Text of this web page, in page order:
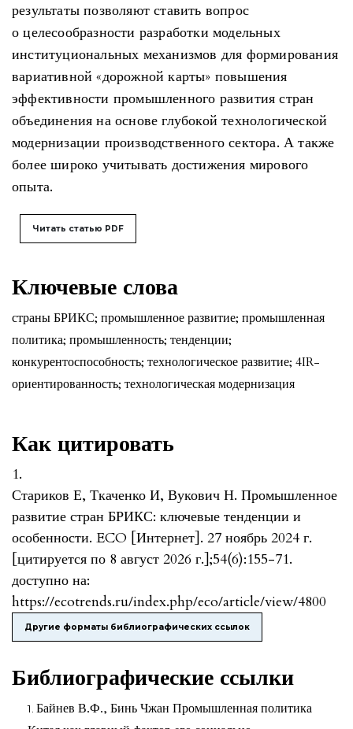
Ключевые слова
страны БРИКС; промышленное развитие; промышленная
политика; промышленность; тенденции;
конкурентоспособность; технологическое развитие; 4IR-
ориентированность; технологическая модернизация
Как цитировать
1.
Стариков Е, Ткаченко И, Вукович Н. Промышленное
развитие стран БРИКС: ключевые тенденции и
особенности. ECO [Интернет]. 27 ноябрь 2024 г.
[цитируется по 8 август 2026 г.];54(6):155-71.
доступно на:
https://ecotrends.ru/index.php/eco/article/view/4800
Другие форматы библиографических ссылок
результаты позволяют ставить вопрос
о целесообразности разработки модельных
институциональных механизмов для формирования
вариативной «дорожной карты» повышения
эффективности промышленного развития стран
объединения на основе глубокой технологической
модернизации производственного сектора. А также
более широко учитывать достижения мирового
опыта.
Читать статью PDF
Библиографические ссылки
Байнев В.Ф., Бинь Чжан Промышленная политика